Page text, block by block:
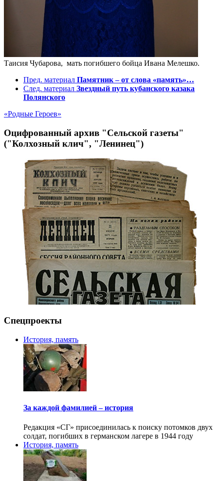
Таисия Чубарова, мать погибшего бойца Ивана Мелешко.
Пред. материал Памятник – от слова «память»…
След. материал Звездный путь кубанского казака
Полянского
«Родные Героев»
Оцифрованный архив "Сельской газеты"
("Колхозный клич", "Ленинец")
Спецпроекты
История, память
За каждой фамилией – история
Редакция «СГ» присоединилась к поиску потомков двух
солдат, погибших в германском лагере в 1944 году
История, память